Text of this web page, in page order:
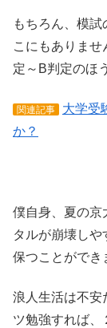
もちろん、模
こにもありませ
定～B判定のほ
関連記事
大学受
か？
僕自身、夏の京
タルが崩壊し
保つことができ
浪人生活は不安
ツ勉強すれば、